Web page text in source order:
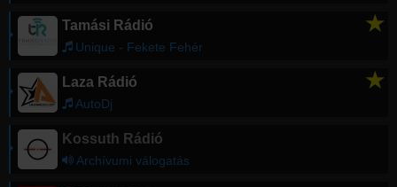
Tamási Rádió ★
Unique - Fekete Fehér
Laza Rádió ★
AutoDj
Kossuth Rádió
Archívumi válogatás